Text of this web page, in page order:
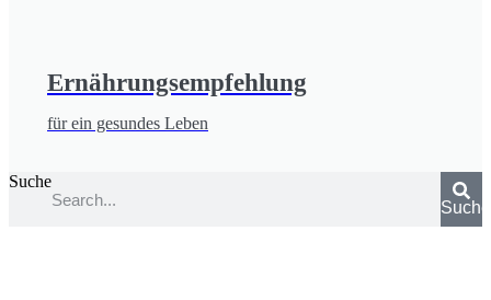
Ernährungsempfehlung
für ein gesundes Leben
Suche
Suche